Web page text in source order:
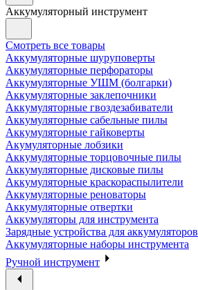
Аккумуляторный инструмент
Смотреть все товары
Аккумуляторные шуруповерты
Аккумуляторные перфораторы
Аккумуляторные УШМ (болгарки)
Аккумуляторные заклепочники
Аккумуляторные гвоздезабиватели
Аккумуляторные сабельные пилы
Аккумуляторные гайковерты
Акумуляторные лобзики
Аккумуляторные торцовочные пилы
Аккумуляторные дисковые пилы
Аккумуляторные краскораспылители
Аккумуляторные реноваторы
Аккумуляторные отвертки
Аккумуляторы для инструмента
Зарядные устройства для аккумуляторов
Аккумуляторные наборы инструмента
Ручной инструмент